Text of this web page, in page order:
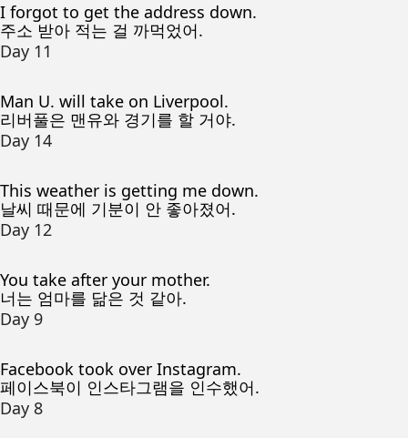
I forgot to get the address down.
주소 받아 적는 걸 까먹었어.
Day 11
Man U. will take on Liverpool.
리버풀은 맨유와 경기를 할 거야.
Day 14
This weather is getting me down.
날씨 때문에 기분이 안 좋아졌어.
Day 12
You take after your mother.
너는 엄마를 닮은 것 같아.
Day 9
Facebook took over Instagram.
페이스북이 인스타그램을 인수했어.
Day 8